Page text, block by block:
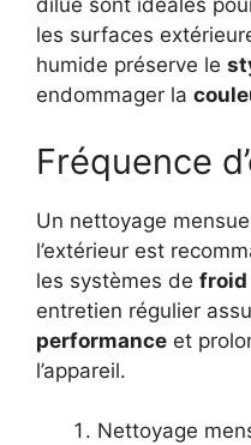
dilué sont idéales
les surfaces
humide préserve le
endommager la
Fréquence
Un nettoyage
l’extérieur est
les systèmes de froid
entretien régulier
performance et
l’appareil.
Nettoyage